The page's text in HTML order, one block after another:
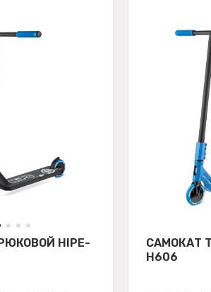
HIPE-
САМОКАТ
H606